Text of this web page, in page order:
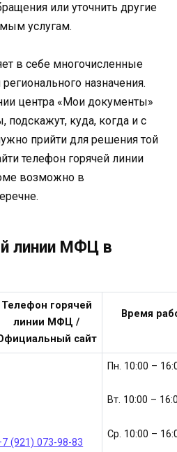
или уточнить другие
услугам.
в себе многочисленные
назначения.
центра «Мои документы»
подскажут, куда, когда и с
прийти для решения той
телефон горячей линии
возможно в
линии МФЦ в
Телефон горячей
линии МФЦ /
сайт
Время
(921) 073-98-83
Пн. 10:00 –
Вт. 10:00 –
Ср. 10:00 –